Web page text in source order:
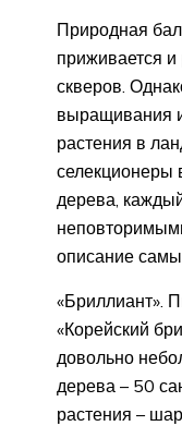
Природная
приживается и
скверов.
выращивания
растения в
селекционеры
дерева,
описание
«Бриллиант».
«Корейский
довольно
дерева – 50
растения –